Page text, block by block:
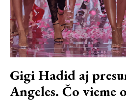
Gigi Hadid aj
Angeles. Čo vieme